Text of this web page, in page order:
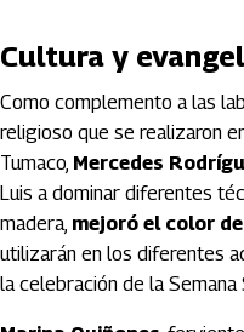
Cultura y
Como complemento a las
religioso que se realizaron
Tumaco, Mercedes
Luis a dominar diferentes
madera, mejoró el color
utilizarán en los diferentes
la celebración de la Semana